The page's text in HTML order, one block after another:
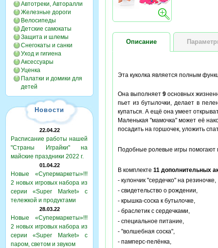
Автотреки, Авторалли
Железные дороги
Велосипеды
Детские самокаты
Защита и шлемы
Снегокаты и санки
Уход и гигиена
Аксессуары
Уценка
Палатки и домики для
детей
Новости
22.04.22
Расписание работы нашей
"Страны Играйки" на
майские праздники 2022 г.
01.04.22
Новые «Супермаркеты»!!!
2 новых игровых набора из
серии «Super Market» с
тележкой и продуктами
28.03.22
Новые «Супермаркеты»!!!
2 новых игровых набора из
серии «Super Market» с
паром, светом и звуком
Описание
Эта куколка является полным
Она выполняет 9 основных
пьет из бутылочки, делает в
купаться. А ещё она умеет
Маленькая "мамочка" может её
посадить на горшочек, уложить
Подобные ролевые игры помогают
В комплекте 11 дополнительных
- кулончик "сердечко" на резиночке,
- свидетельство о рождении,
- крышка-соска к бутылочке,
- браслетик с сердечками,
- специальное питание,
- "волшебная соска",
- памперс-пелёнка,